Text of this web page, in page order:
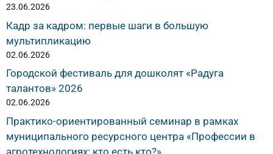
23.06.2026
Кадр за кадром: первые шаги в большую
мультипликацию
02.06.2026
Городской фестиваль для дошколят «Радуга
талантов» 2026
02.06.2026
Практико-ориентированный семинар в рамках
муниципального ресурсного центра «Профессии в
агротехнологиях: кто есть кто?»